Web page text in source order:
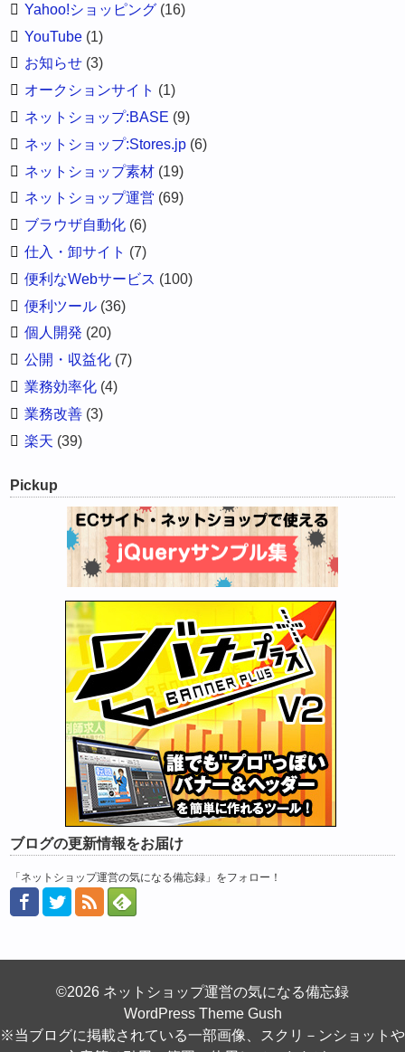
Yahoo!ショッピング (16)
YouTube (1)
お知らせ (3)
オークションサイト (1)
ネットショップ:BASE (9)
ネットショップ:Stores.jp (6)
ネットショップ素材 (19)
ネットショップ運営 (69)
ブラウザ自動化 (6)
仕入・卸サイト (7)
便利なWebサービス (100)
便利ツール (36)
個人開発 (20)
公開・収益化 (7)
業務効率化 (4)
業務改善 (3)
楽天 (39)
Pickup
ブログの更新情報をお届け
「ネットショップ運営の気になる備忘録」をフォロー！
©2026 ネットショップ運営の気になる備忘録
WordPress Theme Gush
※当ブログに掲載されている一部画像、スクリ－ンショットや